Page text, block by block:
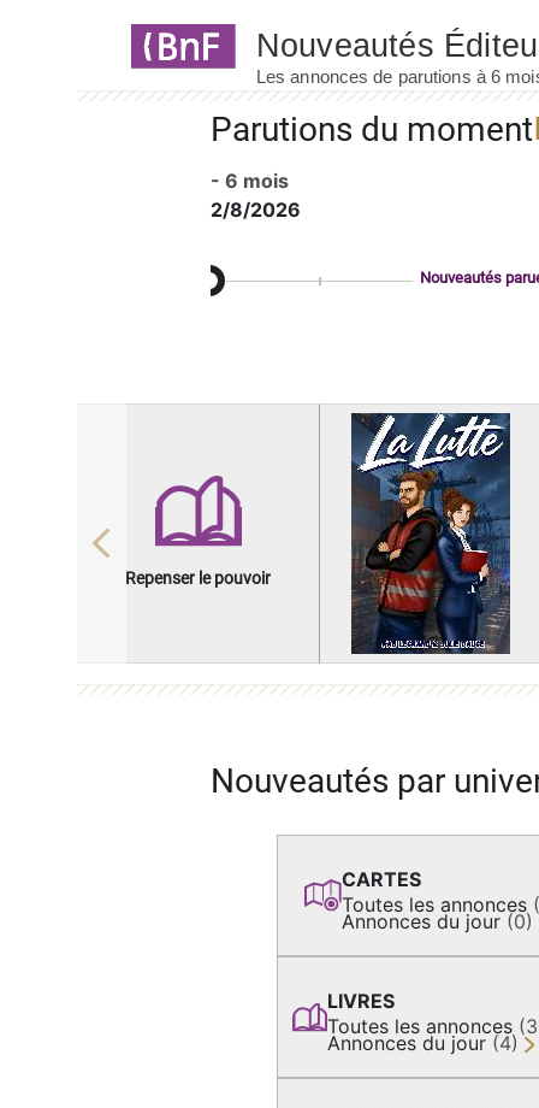
Parutions du moment
- 6 mois
2/8/2026
Nouveautés
Repenser le pouvoir
Previous
Nouveautés par
CARTES
Toutes les annonces
Annonces du jour (0)
LIVRES
Toutes les annonces
Annonces du jour (4)